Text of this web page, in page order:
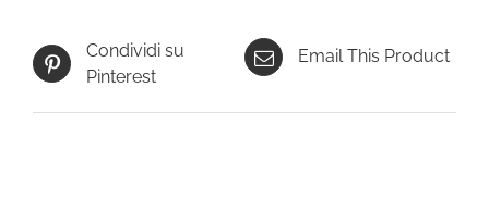
Condividi su
Pinterest
Email This Product